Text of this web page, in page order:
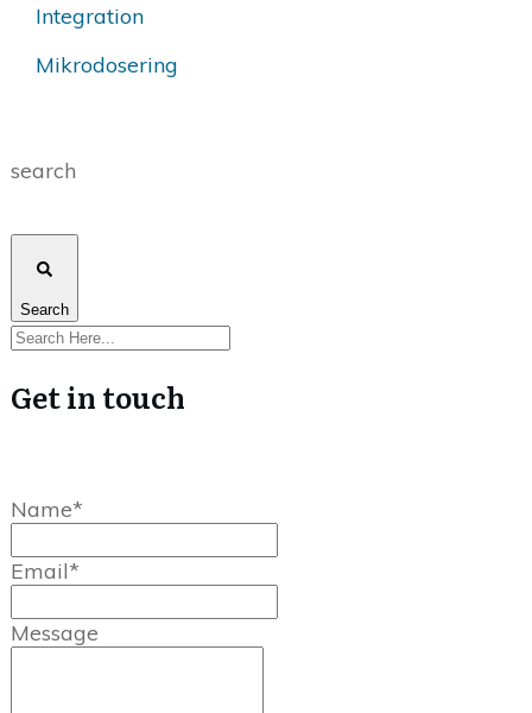
Integration
Mikrodosering
search
Search
Get in touch
Name*
Email*
Message